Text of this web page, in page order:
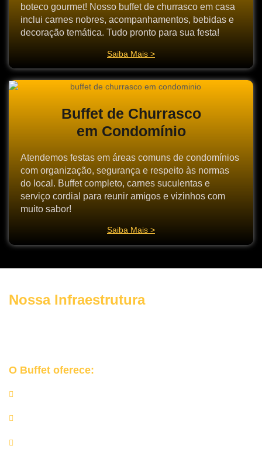
boteco gourmet! Nosso buffet de churrasco em casa
inclui carnes nobres, acompanhamentos, bebidas e
decoração temática. Tudo pronto para sua festa!
Saiba Mais >
Buffet de Churrasco
em Condomínio
Atendemos festas em áreas comuns de condomínios
com organização, segurança e respeito às normas
do local. Buffet completo, carnes suculentas e
serviço cordial para reunir amigos e vizinhos com
muito sabor!
Saiba Mais >
Nossa Infraestrutura
O Buffet oferece: